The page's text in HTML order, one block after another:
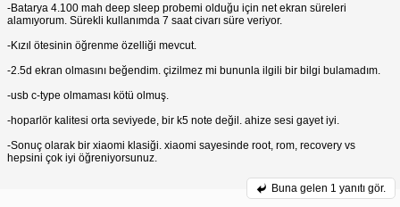
-Batarya 4.100 mah deep sleep probemi olduğu için net ekran süreleri
alamıyorum. Sürekli kullanımda 7 saat civarı süre veriyor.
-Kızıl ötesinin öğrenme özelliği mevcut.
-2.5d ekran olmasını beğendim. çizilmez mi bununla ilgili bir bilgi bulamadım.
-usb c-type olmaması kötü olmuş.
-hoparlör kalitesi orta seviyede, bir k5 note değil. ahize sesi gayet iyi.
-Sonuç olarak bir xiaomi klasiği. xiaomi sayesinde root, rom, recovery vs
hepsini çok iyi öğreniyorsunuz.
Buna gelen 1 yanıtı gör.